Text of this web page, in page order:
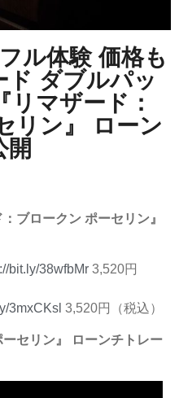
ル体験 価格も
ド ダブルパッ
リマザード：
リン』 ローン
開
ブロークン ポーセリン』
bit.ly/38wfbMr 3,520円
3mxCKsl 3,520円（税込）
ーセリン』 ローンチトレー